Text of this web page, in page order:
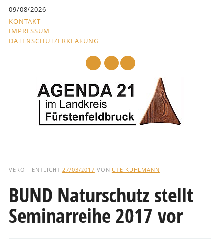
springen
09/08/2026
KONTAKT
IMPRESSUM
DATENSCHUTZERKLÄRUNG
und
Text
VERÖFFENTLICHT 27/03/2017 VON UTE KUHLMANN
BUND Naturschutz stellt
Seminarreihe 2017 vor